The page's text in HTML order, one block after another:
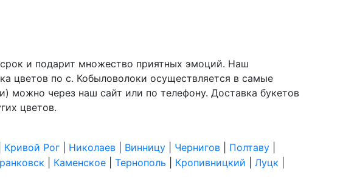
и подарит множество приятных эмоций. Наш
цветов по с. Кобыловолоки осуществляется в самые
можно через наш сайт или по телефону. Доставка букетов
цветов.
Кривой Рог Николаев Винницу Чернигов Полтаву
Каменское Тернополь Кропивницкий Луцк